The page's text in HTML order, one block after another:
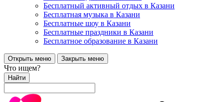
Бесплатный активный отдых в Казани
Бесплатная музыка в Казани
Бесплатные шоу в Казани
Бесплатные праздники в Казани
Бесплатное образование в Казани
Открыть меню Закрыть меню
Что ищем?
Найти